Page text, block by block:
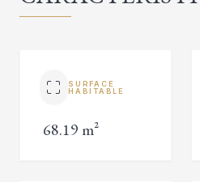
SURFACE
HABITABLE
68.19 m²